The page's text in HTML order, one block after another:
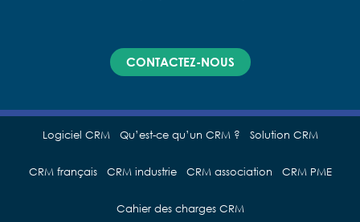
CONTACTEZ-NOUS
Logiciel CRM Qu’est-ce qu’un CRM ? Solution CRM
CRM français CRM industrie CRM association CRM PME
Cahier des charges CRM